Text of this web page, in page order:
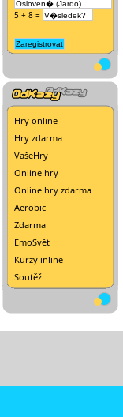
5 + 8 =
Hry online
Hry zdarma
VašeHry
Online hry
Online hry zdarma
Aerobic
Zdarma
EmoSvět
Kurzy inline
Soutěž